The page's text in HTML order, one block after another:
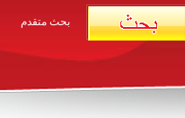
بحث متقدم